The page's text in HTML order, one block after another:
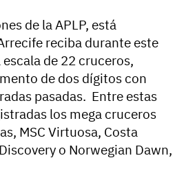
de la APLP, está
reciba durante este
de 22 cruceros,
de dos dígitos con
pasadas. Entre estas
los mega cruceros
MSC Virtuosa, Costa
o Norwegian Dawn,